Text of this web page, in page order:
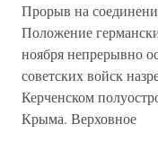
Прорыв на
Положение
ноября непрерывно
советских войск
Керченском
Крыма. Верховное